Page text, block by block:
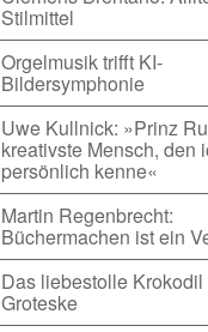
Stilmittel
Orgelmusik trifft KI-
Bildersymphonie
Uwe Kullnick: »Prinz
kreativste Mensch, den
persönlich kenne«
Martin Regenbrecht:
Büchermachen ist ein
Das liebestolle
Groteske